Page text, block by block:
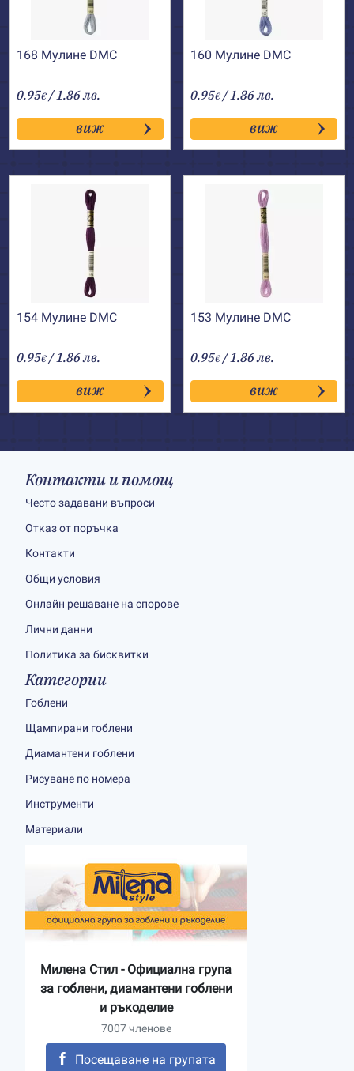
168 Мулине DMC
0.95€ / 1.86 лв.
виж
160 Мулине DMC
0.95€ / 1.86 лв.
виж
154 Мулине DMC
0.95€ / 1.86 лв.
виж
153 Мулине DMC
0.95€ / 1.86 лв.
виж
Контакти и помощ
Често задавани въпроси
Отказ от поръчка
Контакти
Общи условия
Онлайн решаване на спорове
Лични данни
Политика за бисквитки
Категории
Гоблени
Щампирани гоблени
Диамантени гоблени
Рисуване по номера
Инструменти
Материали
Милена Стил - Официална група
за гоблени, диамантени гоблени
и ръкоделие
7007 членове
Посещаване на групата